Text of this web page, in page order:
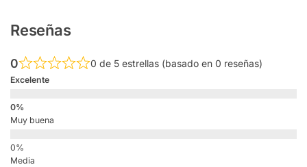
Reseñas
0 0 de 5 estrellas (basado en 0 reseñas)
Excelente
Muy buena
Media